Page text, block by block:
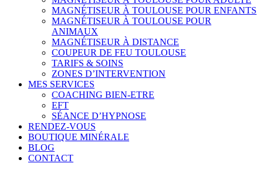
MAGNÉTISEUR À TOULOUSE POUR ENFANTS
MAGNÉTISEUR À TOULOUSE POUR
ANIMAUX
MAGNÉTISEUR À DISTANCE
COUPEUR DE FEU TOULOUSE
TARIFS & SOINS
ZONES D’INTERVENTION
MES SERVICES
COACHING BIEN-ETRE
EFT
SÉANCE D’HYPNOSE
RENDEZ-VOUS
BOUTIQUE MINÉRALE
BLOG
CONTACT